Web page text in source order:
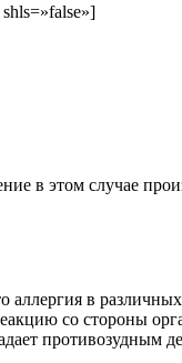
в этом случае
аллергия в
со стороны
противозудным